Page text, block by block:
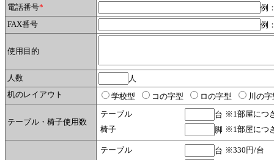
電話番号*
例
FAX番号
例
使用目的
人数
人
机のレイアウト
学校型 コの字型 ロの字型 川の字
テーブル・椅子使用数
テーブル 台 ※1部屋につ
椅子
脚 ※1部屋につ
テーブル 台 ※330円/台